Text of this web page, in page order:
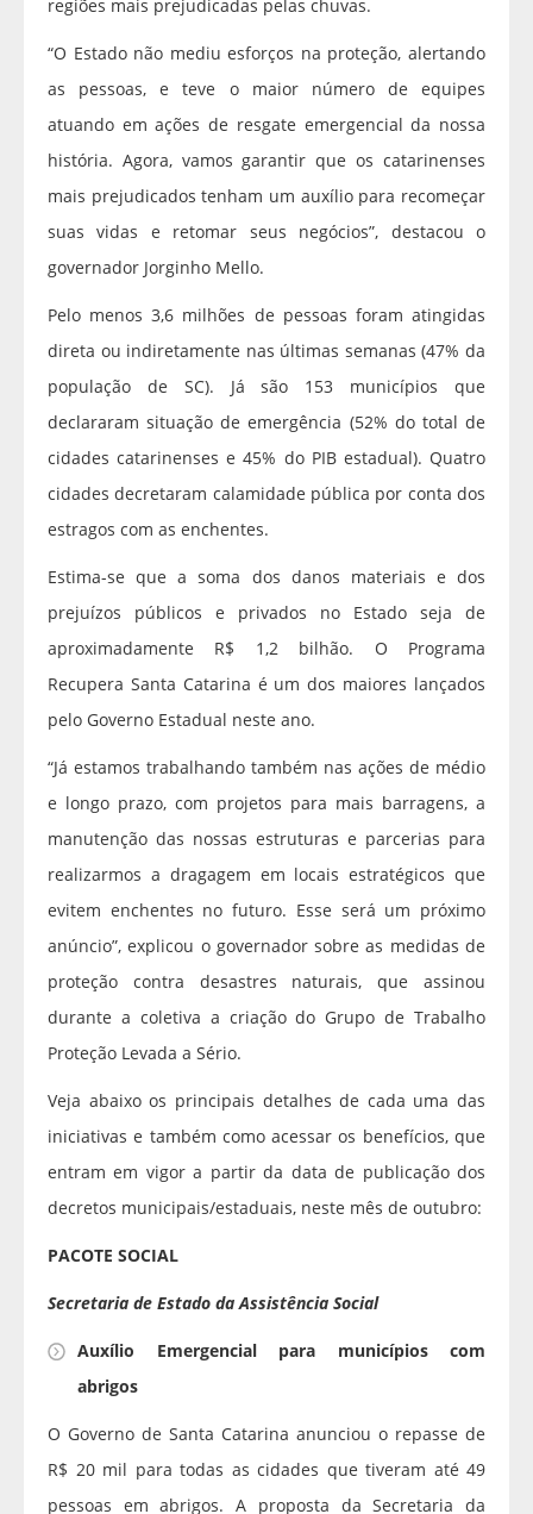
regiões mais prejudicadas pelas chuvas.
“O Estado não mediu esforços na proteção, alertando
as pessoas, e teve o maior número de equipes
atuando em ações de resgate emergencial da nossa
história. Agora, vamos garantir que os catarinenses
mais prejudicados tenham um auxílio para recomeçar
suas vidas e retomar seus negócios”, destacou o
governador Jorginho Mello.
Pelo menos 3,6 milhões de pessoas foram atingidas
direta ou indiretamente nas últimas semanas (47% da
população de SC). Já são 153 municípios que
declararam situação de emergência (52% do total de
cidades catarinenses e 45% do PIB estadual). Quatro
cidades decretaram calamidade pública por conta dos
estragos com as enchentes.
Estima-se que a soma dos danos materiais e dos
prejuízos públicos e privados no Estado seja de
aproximadamente R$ 1,2 bilhão. O Programa
Recupera Santa Catarina é um dos maiores lançados
pelo Governo Estadual neste ano.
“Já estamos trabalhando também nas ações de médio
e longo prazo, com projetos para mais barragens, a
manutenção das nossas estruturas e parcerias para
realizarmos a dragagem em locais estratégicos que
evitem enchentes no futuro. Esse será um próximo
anúncio”, explicou o governador sobre as medidas de
proteção contra desastres naturais, que assinou
durante a coletiva a criação do Grupo de Trabalho
Proteção Levada a Sério.
Veja abaixo os principais detalhes de cada uma das
iniciativas e também como acessar os benefícios, que
entram em vigor a partir da data de publicação dos
decretos municipais/estaduais, neste mês de outubro:
PACOTE SOCIAL
Secretaria de Estado da Assistência Social
Auxílio Emergencial para municípios com
abrigos
O Governo de Santa Catarina anunciou o repasse de
R$ 20 mil para todas as cidades que tiveram até 49
pessoas em abrigos. A proposta da Secretaria da